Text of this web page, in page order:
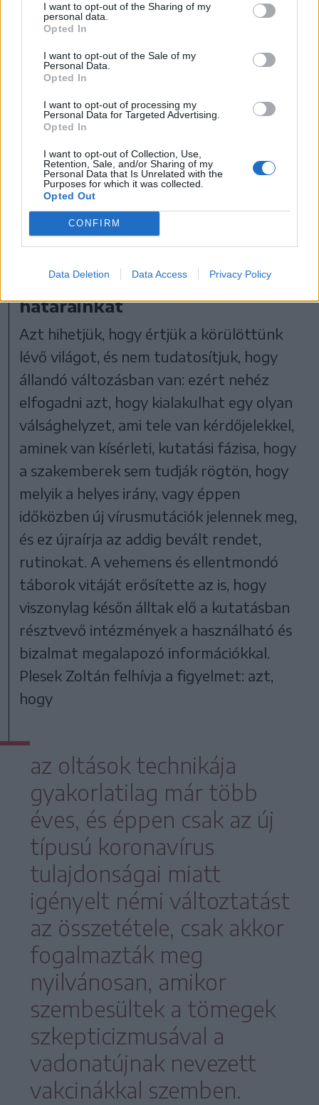
I want to opt-out of the Sharing of my
personal data.
Opted In
I want to opt-out of the Sale of my
Personal Data.
Opted In
I want to opt-out of processing my
Personal Data for Targeted Advertising.
Opted In
I want to opt-out of Collection, Use,
Retention, Sale, and/or Sharing of my
Personal Data that Is Unrelated with the
Purposes for which it was collected.
Opted Out
CONFIRM
Data Deletion Data Access Privacy Policy
szakmánkat tudjuk ellenőrzés alatt
tartani, minden más sokszor
kiszámíthatatlan, ez pedig könnyen szül
félelmet. Pláne, hogy nagyon
felvilágosultnak tartjuk magunkat, hiszen
időben többet tanultunk, mint a szüleink,
nagyszüleink, de ez csalóka illúzió.
Valójában igen eltér egymástól az, hogy
hogyan látjuk önmagunk, és hogy
mekkora a világról való tényleges
tudásunk” – fejti ki pszichoterapeuta.
Tudatosítanunk kell a
határainkat
Azt hihetjük, hogy értjük a körülöttünk
lévő világot, és nem tudatosítjuk, hogy
állandó változásban van: ezért nehéz
elfogadni azt, hogy kialakulhat egy olyan
válsághelyzet, ami tele van kérdőjelekkel,
aminek van kísérleti, kutatási fázisa, hogy
a szakemberek sem tudják rögtön, hogy
melyik a helyes irány, vagy éppen
időközben új vírusmutációk jelennek meg,
és ez újraírja az addig bevált rendet,
rutinokat. A vehemens és ellentmondó
táborok vitáját erősítette az is, hogy
viszonylag későn álltak elő a kutatásban
résztvevő intézmények a használható és
bizalmat megalapozó információkkal.
Plesek Zoltán felhívja a figyelmet: azt,
hogy
az oltások technikája
gyakorlatilag már több
éves, és éppen csak az új
típusú koronavírus
tulajdonságai miatt
igényelt némi változtatást
az összetétele, csak akkor
fogalmazták meg
nyilvánosan, amikor
szembesültek a tömegek
szkepticizmusával a
vadonatújnak nevezett
vakcinákkal szemben.